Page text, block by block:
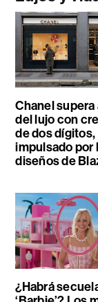
Chanel supera
del lujo con
de dos dígitos,
impulsado por
diseños de
¿Habrá